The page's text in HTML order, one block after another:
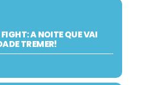
A NOITE QUE VAI
TREMER!